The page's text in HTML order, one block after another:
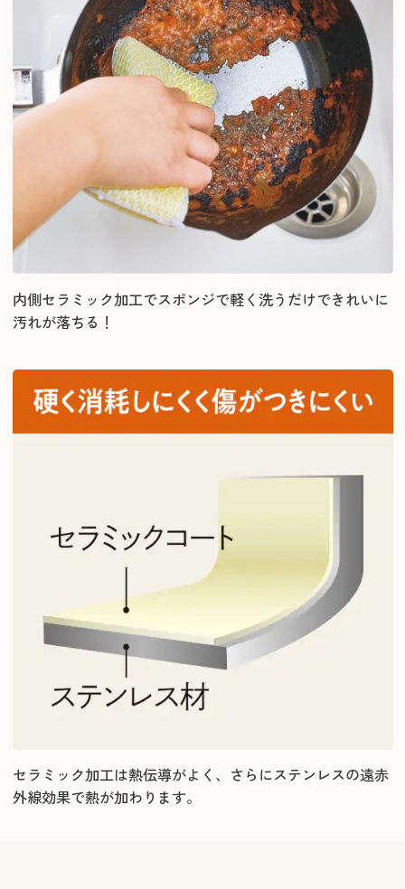
内側セラミック加工でスポンジで軽く洗うだけできれいに
汚れが落ちる！
セラミック加工は熱伝導がよく、さらにステンレスの遠赤
外線効果で熱が加わります。